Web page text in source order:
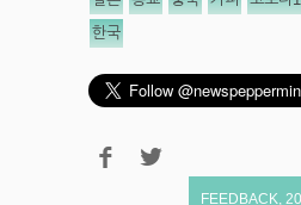
한국
FEEDBACK